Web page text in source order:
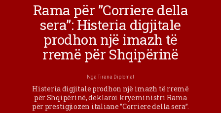
Rama për ”Corriere della
sera”: Histeria digjitale
prodhon një imazh të
rremë për Shqipërinë
NgaTirana Diplomat
Histeria digjitale prodhon një imazh të rremë
për Shqipërinë, deklaroi kryeministri Rama
për prestigjiozen italiane ”Corriere della sera”.